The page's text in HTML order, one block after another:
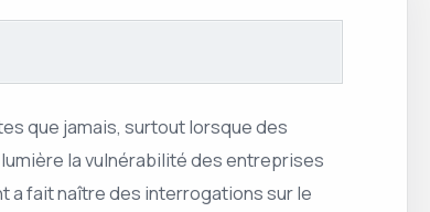
que jamais, surtout lorsque des
la vulnérabilité des entreprises
a fait naître des interrogations sur le